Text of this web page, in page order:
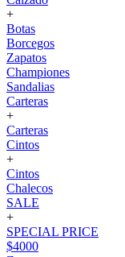
+
Botas
Borcegos
Zapatos
Championes
Sandalias
Carteras
+
Carteras
Cintos
+
Cintos
Chalecos
SALE
+
SPECIAL PRICE
$4000